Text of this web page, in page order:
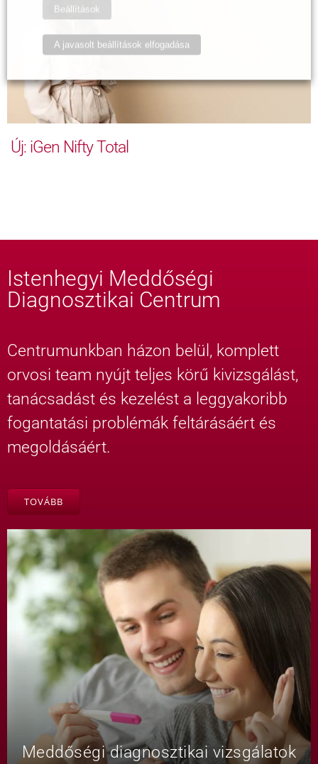
Új: iGen Nifty Total
Istenhegyi Meddőségi
Diagnosztikai Centrum
Centrumunkban házon belül, komplett
orvosi team nyújt teljes körű kivizsgálást,
tanácsadást és kezelést a leggyakoribb
fogantatási problémák feltárásáért és
megoldásáért.
TOVÁBB
Meddőségi diagnosztikai vizsgálatok
Beállítások
A javasolt beállítások elfogadása